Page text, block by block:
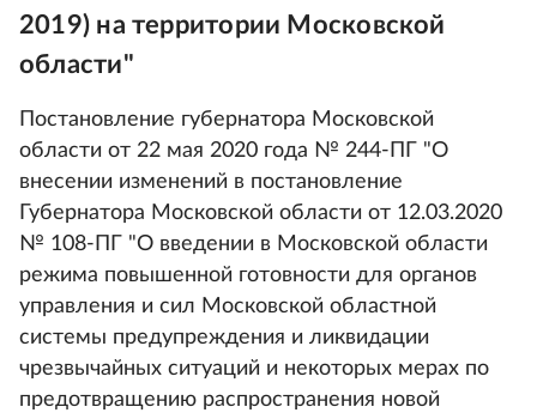
2019) на территории Московской
области"
Постановление губернатора Московской
области от 22 мая 2020 года № 244-ПГ "О
внесении изменений в постановление
Губернатора Московской области от 12.03.2020
№ 108-ПГ "О введении в Московской области
режима повышенной готовности для органов
управления и сил Московской областной
системы предупреждения и ликвидации
чрезвычайных ситуаций и некоторых мерах по
предотвращению распространения новой